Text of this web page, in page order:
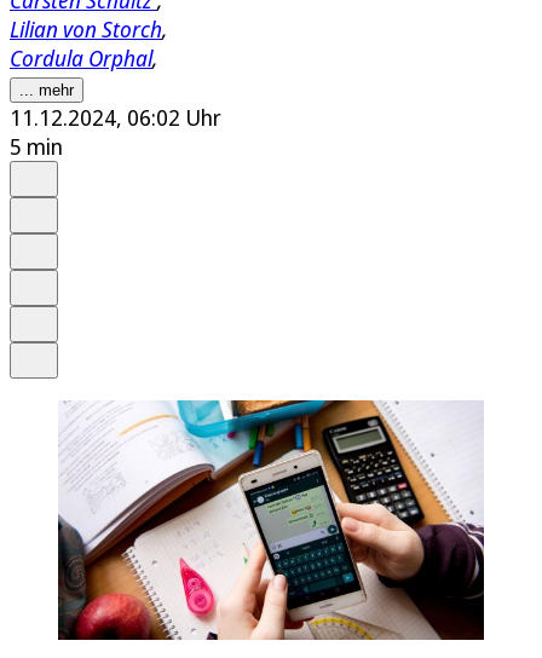
Lilian von Storch,
Cordula Orphal,
... mehr
11.12.2024, 06:02 Uhr
5 min